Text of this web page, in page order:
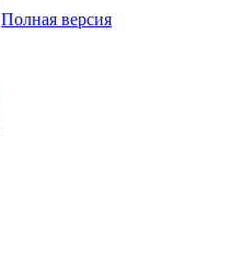
Полная версия